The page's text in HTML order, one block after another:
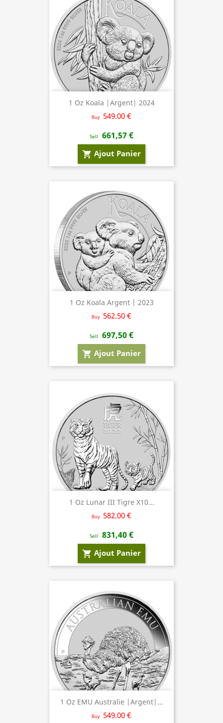
1 Oz Koala |Argent| 2024
Buy 549.00 €
Sell 661,57 €
shopping_cart Ajout Panier
1 Oz Koala Argent | 2023
Buy 562.50 €
Sell 697,50 €
shopping_cart Ajout Panier
1 Oz Lunar III Tigre X10...
Buy 582.00 €
Sell 831,40 €
shopping_cart Ajout Panier
1 Oz EMU Australie |Argent|...
Buy 549.00 €